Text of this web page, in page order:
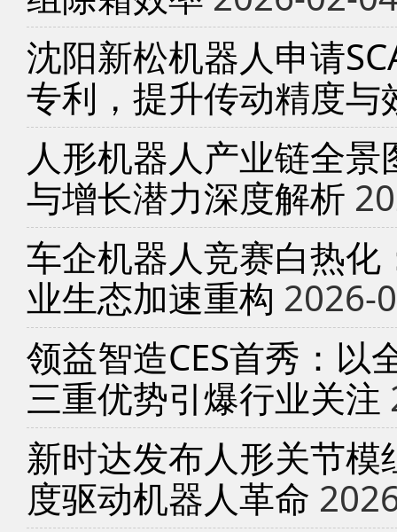
沈阳新松机器人申请
专利，提升传动精度与
人形机器人产业链全
与增长潜力深度解析
车企机器人竞赛白热
业生态加速重构 2026-
领益智造CES首秀：以
三重优势引爆行业关注
新时达发布人形关节
度驱动机器人革命